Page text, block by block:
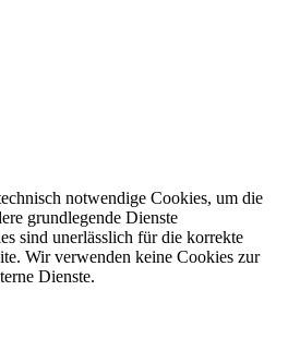
notwendige Cookies, um die
grundlegende Dienste
sind unerlässlich für die korrekte
Wir verwenden keine Cookies zur
Dienste.